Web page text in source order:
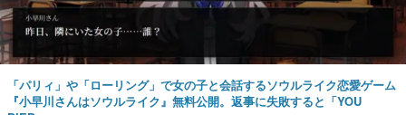
「パリィ」や「ローリング」で女の子と会話するソウルライク恋愛ゲーム
『小早川さんはソウルライク』無料公開。返事に失敗すると「YOU